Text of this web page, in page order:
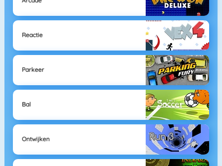
Reactie
Parkeer
Bal
Ontwijken